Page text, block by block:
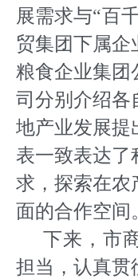
展需求与“百
贸集团下属企
粮食企业集团
司分别介绍各
地产业发展提
表一致表达了
求，探索在农
面的合作空间
下来，市
担当，认真贯